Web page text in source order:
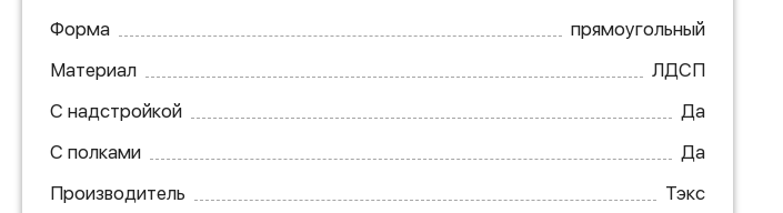
Форма
прямоугольный
Материал
ЛДСП
С надстройкой
Да
С полками
Да
Производитель
Тэкс